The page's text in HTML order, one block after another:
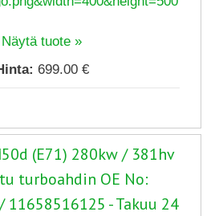
Näytä tuote »
699.00 €
(E71) 280kw / 381hv
turboahdin OE No:
11658516125 - Takuu 24